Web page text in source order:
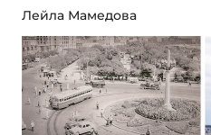
Лейла Мамедова